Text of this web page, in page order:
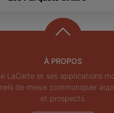
À PROPOS
LaCarte et ses applications
de mieux communiquer
et prospects.